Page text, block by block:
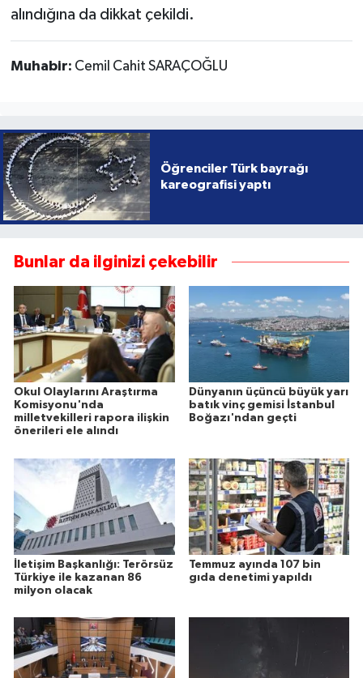
alındığına da dikkat çekildi.
Muhabir: Cemil Cahit SARAÇOĞLU
Öğrenciler Türk bayrağı
kareografisi yaptı
Bunlar da ilginizi çekebilir
Okul Olaylarını Araştırma
Komisyonu'nda
milletvekilleri rapora ilişkin
önerileri ele alındı
Dünyanın üçüncü büyük yarı
batık vinç gemisi İstanbul
Boğazı'ndan geçti
İletişim Başkanlığı: Terörsüz
Türkiye ile kazanan 86
milyon olacak
Temmuz ayında 107 bin
gıda denetimi yapıldı